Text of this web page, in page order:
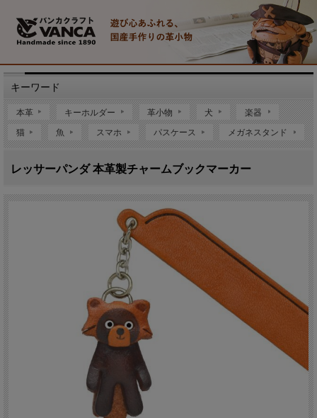
キーワード
本革 キーホルダー 革小物 犬 楽器
猫 魚 スマホ パスケース メガネスタンド
レッサーパンダ 本革製チャームブックマーカー